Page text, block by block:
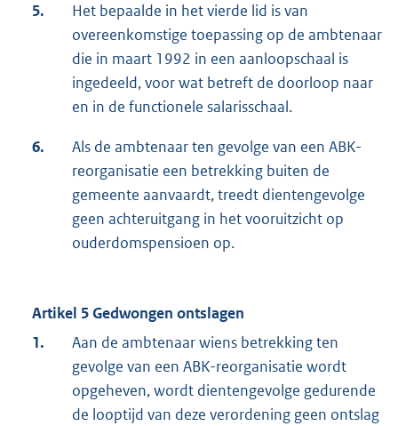
5.
Het bepaalde in het vierde lid is van
overeenkomstige toepassing op de ambtenaar
die in maart 1992 in een aanloopschaal is
ingedeeld, voor wat betreft de doorloop naar
en in de functionele salarisschaal.
6.
Als de ambtenaar ten gevolge van een ABK-
reorganisatie een betrekking buiten de
gemeente aanvaardt, treedt dientengevolge
geen achteruitgang in het vooruitzicht op
ouderdomspensioen op.
Artikel 5 Gedwongen ontslagen
1.
Aan de ambtenaar wiens betrekking ten
gevolge van een ABK-reorganisatie wordt
opgeheven, wordt dientengevolge gedurende
de looptijd van deze verordening geen ontslag